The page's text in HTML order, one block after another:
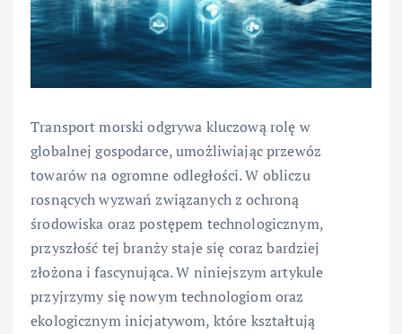
Transport morski odgrywa kluczową rolę w
globalnej gospodarce, umożliwiając przewóz
towarów na ogromne odległości. W obliczu
rosnących wyzwań związanych z ochroną
środowiska oraz postępem technologicznym,
przyszłość tej branży staje się coraz bardziej
złożona i fascynująca. W niniejszym artykule
przyjrzymy się nowym technologiom oraz
ekologicznym inicjatywom, które kształtują